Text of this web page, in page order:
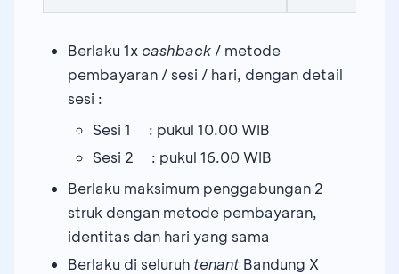
Berlaku 1x cashback / metode
pembayaran / sesi / hari, dengan detail
sesi :
Sesi 1 : pukul 10.00 WIB
Sesi 2 : pukul 16.00 WIB
Berlaku maksimum penggabungan 2
struk dengan metode pembayaran,
identitas dan hari yang sama
Berlaku di seluruh tenant Bandung X